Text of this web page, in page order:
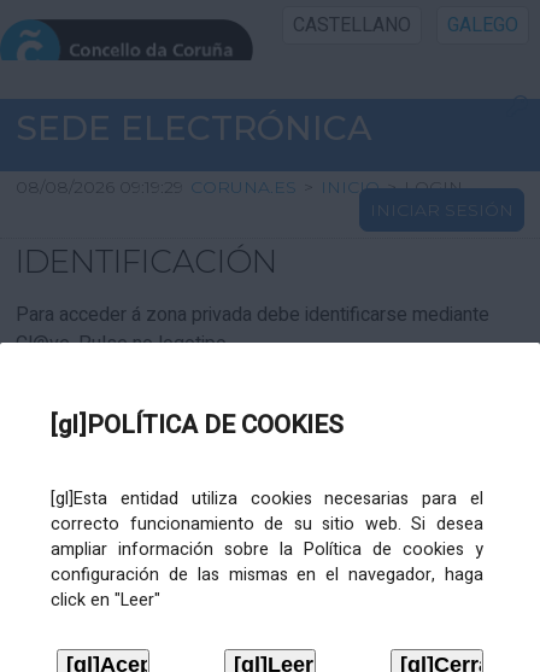
[gl]POLÍTICA DE COOKIES
[gl]Esta entidad utiliza cookies necesarias para el
correcto funcionamiento de su sitio web. Si desea
ampliar información sobre la Política de cookies y
configuración de las mismas en el navegador, haga
click en "Leer"
CASTELLANO GALEGO
INICIO SEDE
INICIO
INFORMACIÓN PÚBLICA
CARTAFOL CIDADÁN
SEDE ELECTRÓNICA
08/08/2026 09:19:29 CORUNA.ES > INICIO > LOGIN
INICIAR SESIÓN
IDENTIFICACIÓN
Para acceder á zona privada debe identificarse mediante
Cl@ve. Pulse no logotipo